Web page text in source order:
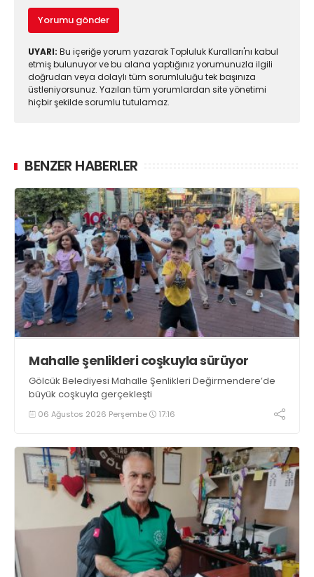
Yorumu gönder
UYARI: Bu içeriğe yorum yazarak Topluluk Kuralları'nı kabul
etmiş bulunuyor ve bu alana yaptığınız yorumunuzla ilgili
doğrudan veya dolaylı tüm sorumluluğu tek başınıza
üstleniyorsunuz. Yazılan tüm yorumlardan site yönetimi
hiçbir şekilde sorumlu tutulamaz.
BENZER HABERLER
Mahalle şenlikleri coşkuyla sürüyor
Gölcük Belediyesi Mahalle Şenlikleri Değirmendere’de
büyük coşkuyla gerçekleşti
06 Ağustos 2026 Perşembe 17:16